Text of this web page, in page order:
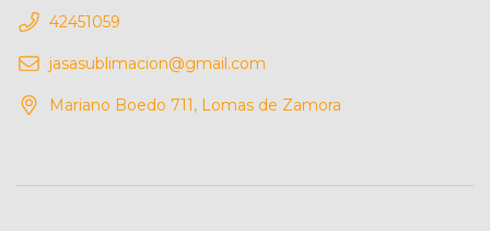
42451059
jasasublimacion@gmail.com
Mariano Boedo 711, Lomas de Zamora